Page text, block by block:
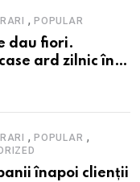
,POPULAR
dau fiori.
ard zilnic în
au
lună
,POPULAR ,
înapoi clienții